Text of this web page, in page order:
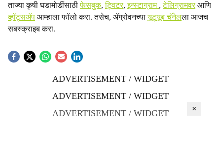
ताज्या कृषी घडामोडींसाठीफेसबुक,ट्विटर,इन्स्टाग्राम ,टेलिग्रामवरआणि
व्हॉट्सॲप आम्हाला फॉलो करा. तसेच, ॲग्रोवनच्यायूट्यूब चॅनेलला आजच
सबस्क्राइब करा.
ADVERTISEMENT / WIDGET
ADVERTISEMENT / WIDGET
ADVERTISEMENT / WIDGET
×